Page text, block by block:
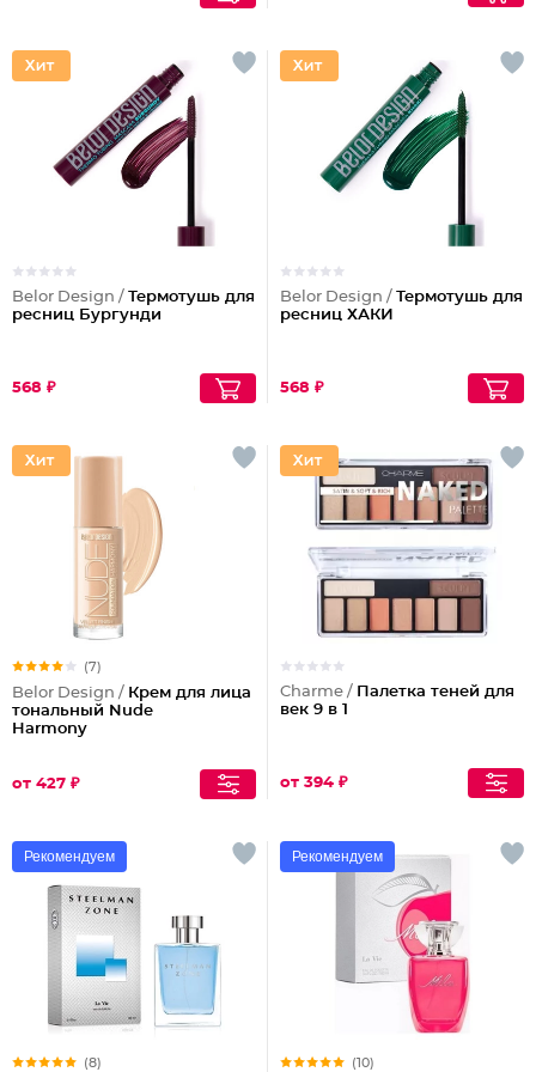
Belor Design / Термотушь для
ресниц Бургунди
568 ₽
Belor Design / Термотушь для
ресниц ХАКИ
568 ₽
(7)
Belor Design / Крем для лица
тональный Nude
Harmony
от 427 ₽
Charme / Палетка теней для
век 9 в 1
от 394 ₽
Рекомендуем
(8)
Рекомендуем
(10)